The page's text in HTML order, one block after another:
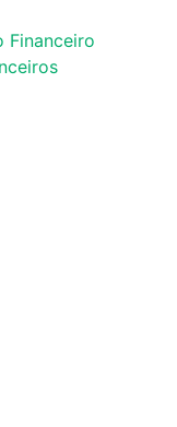
Financeiro